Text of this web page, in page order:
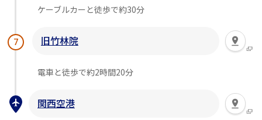
ケーブルカーと徒歩で約30分
7 旧竹林院
電車と徒歩で約2時間20分
関西空港